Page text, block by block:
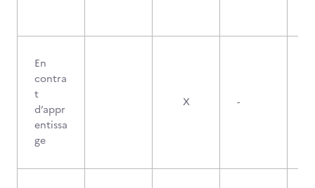
En
contra
t
d’appr
entissa
ge
X -